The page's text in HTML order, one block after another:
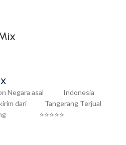
asal Indonesia
dari Tangerang Terjual
⭐⭐⭐⭐⭐